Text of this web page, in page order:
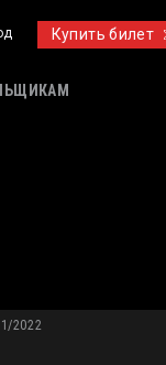
Купить билет
2022